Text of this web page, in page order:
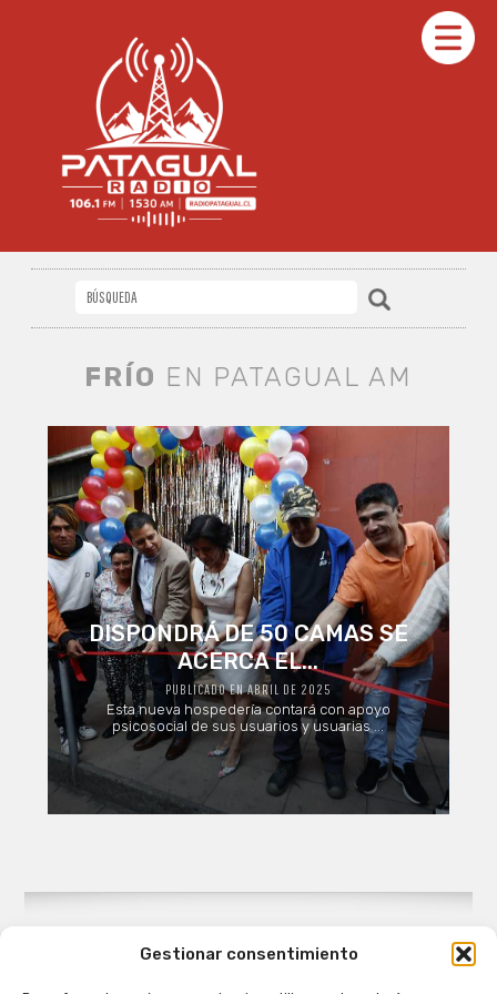
Gestionar consentimiento
FRÍO EN PATAGUAL AM
DISPONDRÁ DE 50 CAMAS SE
ACERCA EL...
PUBLICADO EN ABRIL DE 2025
Esta nueva hospedería contará con apoyo
psicosocial de sus usuarios y usuarias ...